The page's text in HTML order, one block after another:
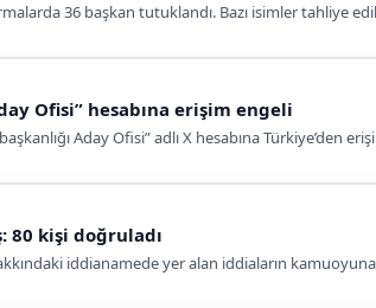
36 başkan tutuklandı. Bazı isimler tahliye
Ofisi” hesabına erişim engeli
Aday Ofisi” adlı X hesabına Türkiye’den
80 kişi doğruladı
iddianamede yer alan iddiaların